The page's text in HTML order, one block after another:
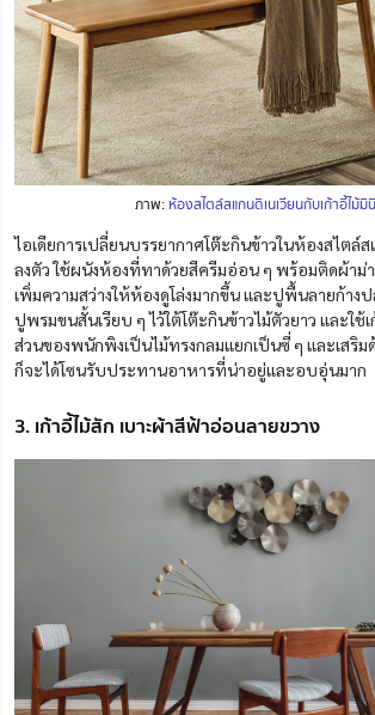
ภาพ:ห้องสไตล์สแกนดิเนเวียนกับเก้าอี้ไม้มิ
ไอเดียการเปลี่ยนบรรยากาศโต๊ะกินข้าวในห้องสไตล์ส
ลงตัว ใช้ผนังห้องที่ทาด้วยสีครีมอ่อน ๆ พร้อมติดผ้าม่า
เพิ่มความสว่างให้ห้องดูโล่งมากขึ้น และปูพื้นลายก้าง
ปูพรมขนสั้นเรียบ ๆ ไว้ใต้โต๊ะกินข้าวไม้ตัวยาว และใ
ส่วนของพนักพิงเป็นไม้ทรงกลมแยกเป็นซี่ ๆ และเสริม
ก็จะได้โซนรับประทานอาหารที่น่าอยู่และอบอุ่นมาก
3. เก้าอี้ไม้สัก เบาะผ้าสีฟ้าอ่อนลายขวาง